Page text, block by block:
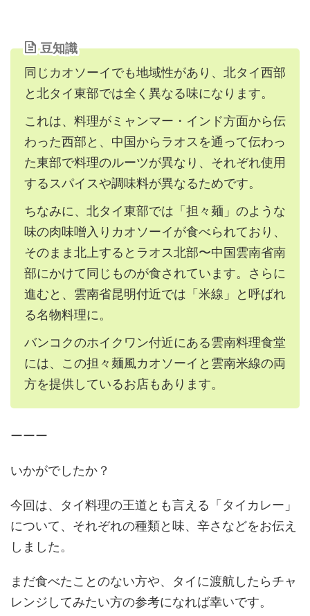
豆知識
同じカオソーイでも地域性があり、北タイ西部
と北タイ東部では全く異なる味になります。
これは、料理がミャンマー・インド方面から伝
わった西部と、中国からラオスを通って伝わっ
た東部で料理のルーツが異なり、それぞれ使用
するスパイスや調味料が異なるためです。
ちなみに、北タイ東部では「担々麺」のような
味の肉味噌入りカオソーイが食べられており、
そのまま北上するとラオス北部〜中国雲南省南
部にかけて同じものが食されています。さらに
進むと、雲南省昆明付近では「米線」と呼ばれ
る名物料理に。
バンコクのホイクワン付近にある雲南料理食堂
には、この担々麺風カオソーイと雲南米線の両
方を提供しているお店もあります。
ーーー
いかがでしたか？
今回は、タイ料理の王道とも言える「タイカレー」
について、それぞれの種類と味、辛さなどをお伝え
しました。
まだ食べたことのない方や、タイに渡航したらチャ
レンジしてみたい方の参考になれば幸いです。